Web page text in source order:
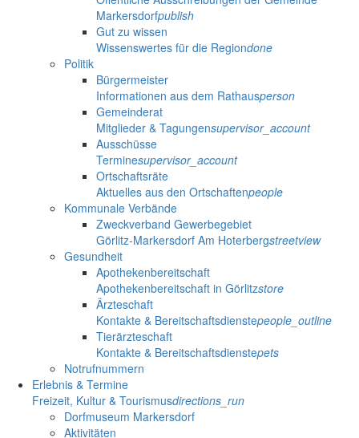
Markersdorfpublish
Gut zu wissen
Wissenswertes für die Regiondone
Politik
Bürgermeister
Informationen aus dem Rathausperson
Gemeinderat
Mitglieder & Tagungensupervisor_account
Ausschüsse
Terminesupervisor_account
Ortschaftsräte
Aktuelles aus den Ortschaftenpeople
Kommunale Verbände
Zweckverband Gewerbegebiet
Görlitz-Markersdorf Am Hoterbergstreetview
Gesundheit
Apothekenbereitschaft
Apothekenbereitschaft in Görlitzstore
Ärzteschaft
Kontakte & Bereitschaftsdienstepeople_outline
Tierärzteschaft
Kontakte & Bereitschaftsdienstepets
Notrufnummern
Erlebnis & Termine
Freizeit, Kultur & Tourismusdirections_run
Dorfmuseum Markersdorf
Aktivitäten